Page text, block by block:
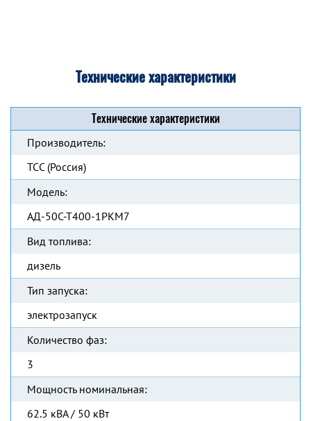
Технические характеристики
Технические характеристики
Производитель:
ТСС (Россия)
Модель:
АД-50С-Т400-1РКМ7
Вид топлива:
дизель
Тип запуска:
электрозапуск
Количество фаз:
3
Мощность номинальная:
62.5 кВА / 50 кВт